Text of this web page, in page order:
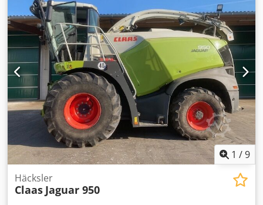
1 /9
Häcksler
Claas Jaguar 950